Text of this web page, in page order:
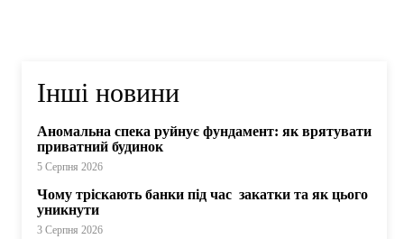
Інші новини
Аномальна спека руйнує фундамент: як врятувати
приватний будинок
5 Серпня 2026
Чому тріскають банки під час закатки та як цього
уникнути
3 Серпня 2026